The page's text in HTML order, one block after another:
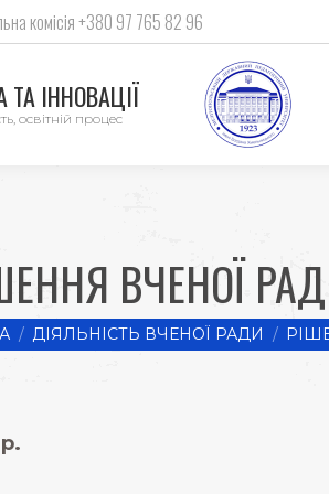
комісія +380 97 765 82 96
ТА ІННОВАЦІЇ
освітній процес
ВЧЕНОЇ
ДІЯЛЬНІСТЬ ВЧЕНОЇ РАДИ